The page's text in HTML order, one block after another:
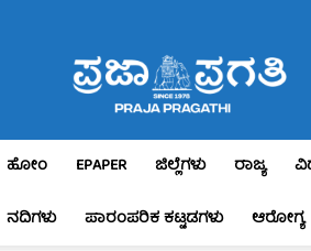
Pragathi
ಹೋಂ EPAPER ಜಿಲ್ಲೆಗಳು ರಾಜ್ಯ
ನದಿಗಳು
ಪಾರಂಪರಿಕ ಕಟ್ಟಡಗಳು ಆರೋಗ್ಯ